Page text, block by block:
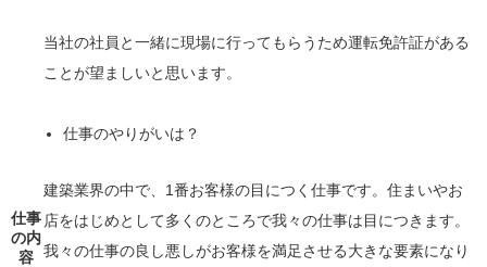
仕事
の内
容
当社の社員と一緒に現場に行ってもらうため運転免許証がある
ことが望ましいと思います。
仕事のやりがいは？
建築業界の中で、1番お客様の目につく仕事です。住まいやお
店をはじめとして多くのところで我々の仕事は目につきます。
我々の仕事の良し悪しがお客様を満足させる大きな要素になり